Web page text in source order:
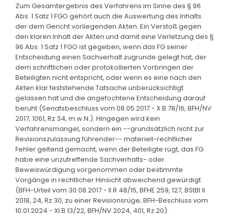
Zum Gesamtergebnis des Verfahrens im Sinne des § 96
Abs. 1 Satz 1 FGO gehört auch die Auswertung des Inhalts
der dem Gericht vorliegenden Akten. Ein Verstoß gegen
den klaren Inhalt der Akten und damit eine Verletzung des §
96 Abs. 1 Satz 1 FGO ist gegeben, wenn das FG seiner
Entscheidung einen Sachverhalt zugrunde gelegt hat, der
dem schriftlichen oder protokollierten Vorbringen der
Beteiligten nicht entspricht, oder wenn es eine nach den
Akten klar feststehende Tatsache unberücksichtigt
gelassen hat und die angefochtene Entscheidung darauf
beruht (Senatsbeschluss vom 08.05.2017 - X B 78/16, BFH/NV
2017, 1061, Rz 34, m.w.N.). Hingegen wird kein
Verfahrensmangel, sondern ein --grundsätzlich nicht zur
Revisionszulassung führender-- materiell-rechtlicher
Fehler geltend gemacht, wenn der Beteiligte rügt, das FG
habe eine unzutreffende Sachverhalts- oder
Beweiswürdigung vorgenommen oder bestimmte
Vorgänge in rechtlicher Hinsicht abweichend gewürdigt
(BFH-Urteil vom 30.08.2017 - II R 48/15, BFHE 259, 127, BStBl II
2018, 24, Rz 30, zu einer Revisionsrüge; BFH-Beschluss vom
10.01.2024 - XI B 13/22, BFH/NV 2024, 401, Rz 20).